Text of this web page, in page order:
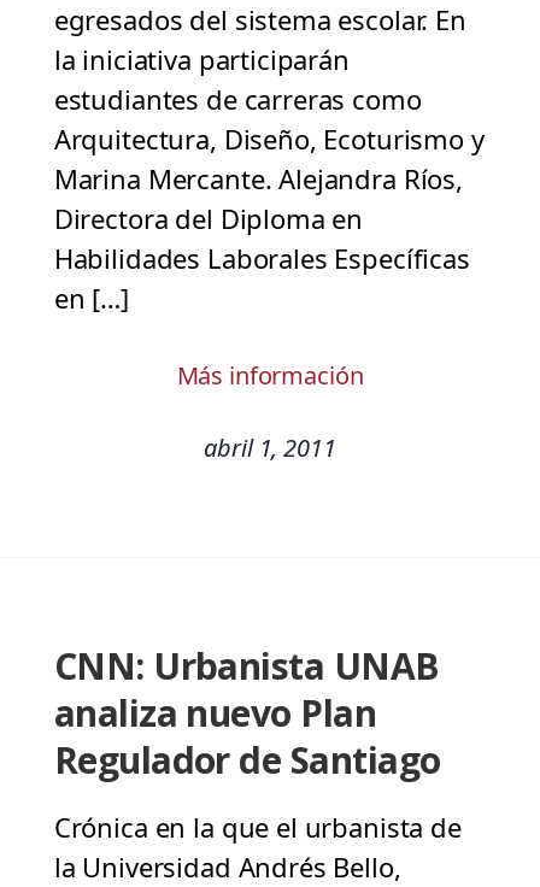
egresados del sistema escolar. En
la iniciativa participarán
estudiantes de carreras como
Arquitectura, Diseño, Ecoturismo y
Marina Mercante. Alejandra Ríos,
Directora del Diploma en
Habilidades Laborales Específicas
en […]
Más información
abril 1, 2011
CNN: Urbanista UNAB
analiza nuevo Plan
Regulador de Santiago
Crónica en la que el urbanista de
la Universidad Andrés Bello,